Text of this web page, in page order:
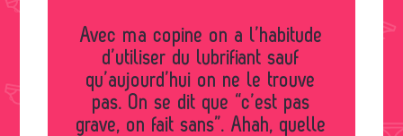
Avec ma copine on a l’habitude
d’utiliser du lubrifiant sauf
qu’aujourd’hui on ne le trouve
pas. On se dit que “c’est pas
grave, on fait sans”. Ahah, quelle